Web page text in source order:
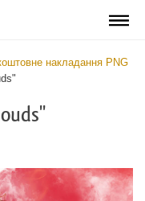
накладання PNG